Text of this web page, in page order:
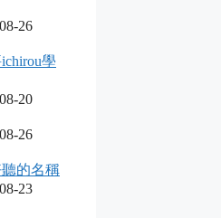
26
學
20
26
聽的名稱
23